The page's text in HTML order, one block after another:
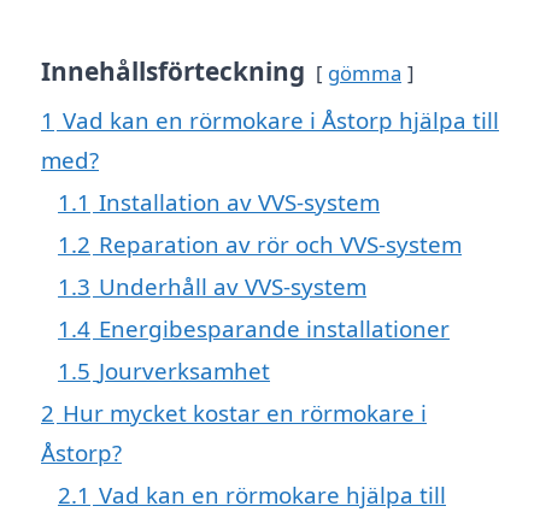
Innehållsförteckning gömma
1 Vad kan en rörmokare i Åstorp hjälpa till
med?
1.1 Installation av VVS-system
1.2 Reparation av rör och VVS-system
1.3 Underhåll av VVS-system
1.4 Energibesparande installationer
1.5 Jourverksamhet
2 Hur mycket kostar en rörmokare i
Åstorp?
2.1 Vad kan en rörmokare hjälpa till